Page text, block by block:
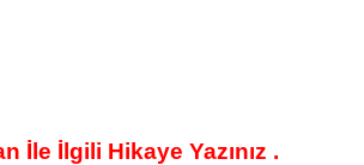
İle İlgili Hikaye Yazınız .